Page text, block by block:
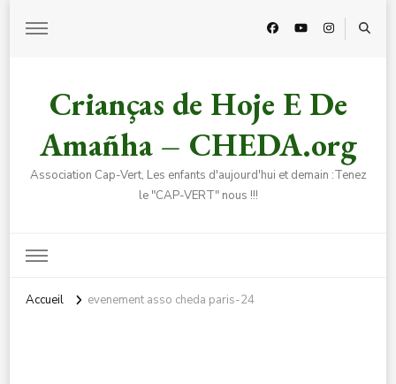
Crianças de Hoje E De
Amañha – CHEDA.org
Association Cap-Vert, Les enfants d'aujourd'hui et demain :Tenez
le "CAP-VERT" nous !!!
Accueil evenement asso cheda paris-24